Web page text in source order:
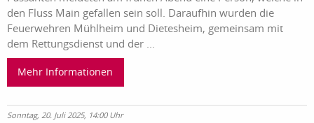
den Fluss Main gefallen sein soll. Daraufhin wurden die
Feuerwehren Mühlheim und Dietesheim, gemeinsam mit
dem Rettungsdienst und der ...
Mehr Informationen
Sonntag, 20. Juli 2025, 14:00 Uhr